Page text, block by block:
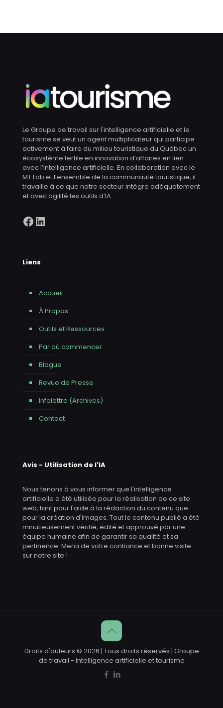
Le Groupe de travail sur l'intelligence artificielle et le
tourisme se veut un agent multiplicateur qui participe
activement à faire du milieu touristique du Québec un
écosystème fertile en innovation d’affaires en lien
avec l’Intelligence artificielle. En collaboration avec le
MT Lab et l’ensemble de la communauté touristique, il
travaille à ce que notre secteur intègre adéquatement
et avec agilité les outils d’IA.
Facebook
LinkedIn
Liens
Accueil
À Propos
Outils et Ressources
Par où commencer
Blogue
Revue de Presse
Infolettre (Archives)
Contact
Avis - Utilisation de l'IA
Nous tenons à vous informer que l'intelligence
artificielle a été utilisée pour la réalisation de ce site
web, tant pour l'aide à la rédaction du contenu que
pour la création d'images. Tout le contenu publié a été
minutieusement vérifié, édité et approuvé par une
équipe humaine afin de garantir sa qualité et sa
pertinence. Merci de votre confiance et bonne visite
sur notre site !
Droits d'auteurs © 2026 | Tous droits réservés | Groupe
de travail - Intelligence artificielle et tourisme